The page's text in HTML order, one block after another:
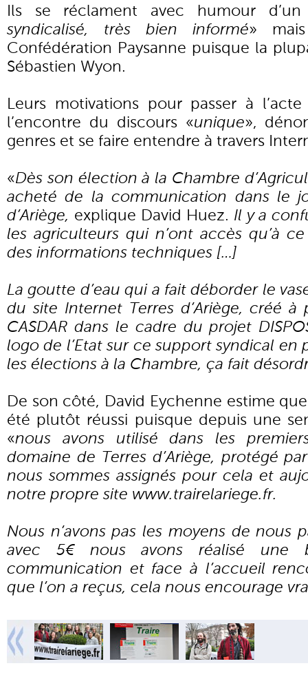
Ils se réclament avec humour
syndicalisé, très bien informé»
Confédération Paysanne puisque la
Sébastien Wyon.
Leurs motivations pour passer à
l’encontre du discours «unique»,
genres et se faire entendre à travers
«Dès son élection à la Chambre
acheté de la communication dans le
d’Ariège, explique David Huez. Il y a
les agriculteurs qui n’ont accès qu’à
des informations techniques […]
La goutte d’eau qui a fait déborder le
du site Internet Terres d’Ariège, créé
CASDAR dans le cadre du projet
logo de l’Etat sur ce support syndical
les élections à la Chambre, ça fait
De son côté, David Eychenne estime
été plutôt réussi puisque depuis une
«nous avons utilisé dans les
domaine de Terres d’Ariège, protégé
nous sommes assignés pour cela et
notre propre site www.trairelariege.fr.
Nous n’avons pas les moyens de nous
avec 5€ nous avons réalisé une
communication et face à l’accueil
que l’on a reçus, cela nous encourage